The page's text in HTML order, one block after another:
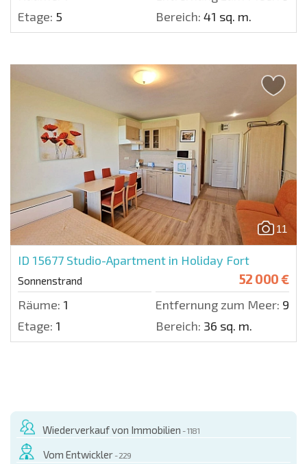
Etage: 5 Bereich: 41 sq. m.
11
ID 15677 Studio-Apartment in Holiday Fort
Sonnenstrand 52 000 €
Räume: 1 Entfernung zum Meer: 900
Etage: 1 Bereich: 36 sq. m.
Wiederverkauf von Immobilien - 1181
Vom Entwickler - 229